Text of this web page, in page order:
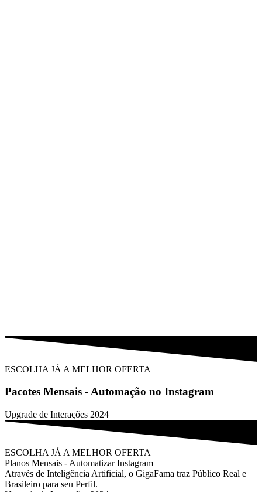
ESCOLHA JÁ A MELHOR OFERTA
Pacotes Mensais - Automação no Instagram
Upgrade de Interações 2024
ESCOLHA JÁ A MELHOR OFERTA
Planos Mensais - Automatizar Instagram
Através de Inteligência Artificial, o GigaFama traz Público Real e
Brasileiro para seu Perfil.